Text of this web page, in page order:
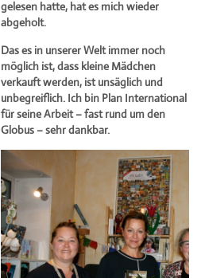
gelesen hatte, hat es mich wieder
abgeholt.
Das es in unserer Welt immer noch
möglich ist, dass kleine Mädchen
verkauft werden, ist unsäglich und
unbegreiflich. Ich bin Plan International
für seine Arbeit – fast rund um den
Globus – sehr dankbar.